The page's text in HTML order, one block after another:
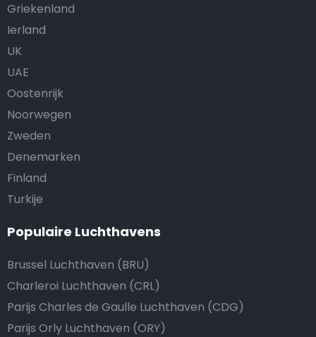
Griekenland
Ierland
UK
UAE
Oostenrijk
Noorwegen
Zweden
Denemarken
Finland
Turkije
Populaire Luchthavens
Brussel Luchthaven (BRU)
Charleroi Luchthaven (CRL)
Parijs Charles de Gaulle Luchthaven (CDG)
Parijs Orly Luchthaven (ORY)